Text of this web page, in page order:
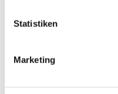
Statistiken
Marketing